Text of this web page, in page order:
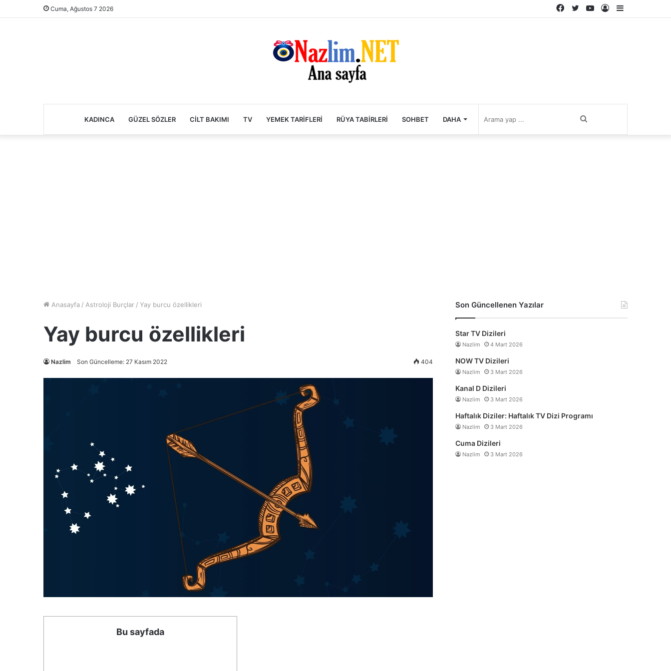
Cuma, Ağustos 7 2026
Kenar
Kayıt
YouTube
Twitter
Facebook
KADINCA GÜZEL SÖZLER CILT BAKIMI TV YEMEK TARIFLERI RÜYA TABIRLERI SOHBET DAHA
Anasayfa / Astroloji Burçlar / Yay burcu özellikleri
Yay burcu özellikleri
Nazlim Son Güncelleme: 27 Kasım 2022 404
Bu sayfada
Son Güncellenen Yazılar
Star TV Dizileri
Nazlim 4 Mart 2026
NOW TV Dizileri
Nazlim 3 Mart 2026
Kanal D Dizileri
Nazlim 3 Mart 2026
Haftalık Diziler: Haftalık TV Dizi Programı
Nazlim 3 Mart 2026
Cuma Dizileri
Nazlim 3 Mart 2026